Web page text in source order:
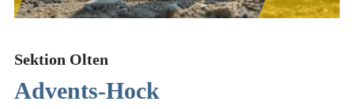
AKTUELL
INFOS
Sektion Olten
Advents-Hock